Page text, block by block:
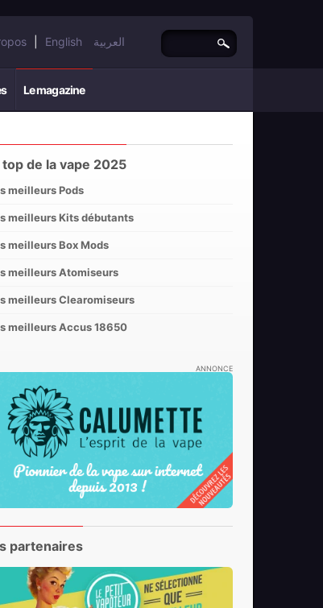
English العربية
Le magazine
top de la vape 2025
meilleurs Pods
meilleurs Kits débutants
meilleurs Box Mods
meilleurs Atomiseurs
meilleurs Clearomiseurs
meilleurs Accus 18650
ANNONCE
partenaires